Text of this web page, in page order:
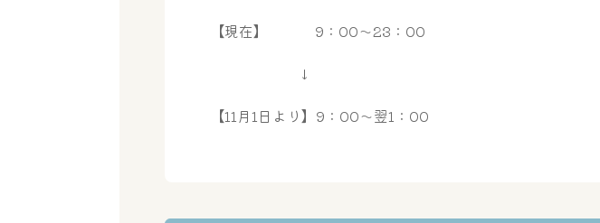
【現在】 9：00～23：00
↓
【11月1日より】9：00～翌1：00